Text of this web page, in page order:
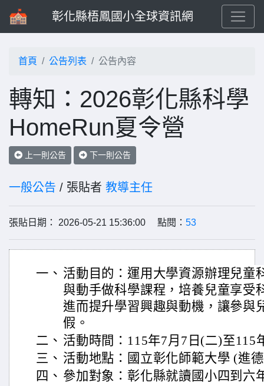
彰化縣梧鳳國小全球資訊網
首頁 公告列表 公告內容
轉知：2026彰化縣科學
HomeRun夏令營
上一則公告 下一則公告
一般公告 / 張貼者 教導主任
張貼日期： 2026-05-21 15:36:00 點閱： 53
一、 活動目的：運用大學資源辦理兒童
與動手做科學課程，培養兒童享受
進而提升學習興趣與動機，讓參與
假。
二、 活動時間：115年7月7日(二)至115
三、 活動地點：國立彰化師範大學 (進
四、 參加對象：彰化縣就讀國小四到六